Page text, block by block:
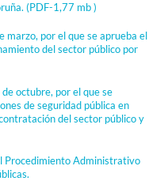
(PDF-1,77 mb )
por el que se aprueba el
del sector público por
octubre, por el que se
de seguridad pública en
del sector público y
Procedimiento Administrativo